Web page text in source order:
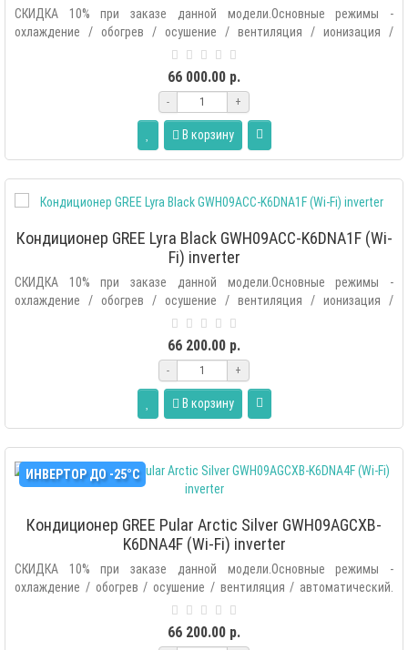
СКИДКА 10% при заказе данной модели.Основные режимы -
охлаждение / обогрев / осушение / вентиляция / ионизация /
66 000.00 р.
- +
В корзину
Кондиционер GREE Lyra Black GWH09ACC-K6DNA1F (Wi-
Fi) inverter
СКИДКА 10% при заказе данной модели.Основные режимы -
охлаждение / обогрев / осушение / вентиляция / ионизация /
66 200.00 р.
- +
В корзину
ИНВЕРТОР ДО -25°С
Кондиционер GREE Pular Arctic Silver GWH09AGCXB-
K6DNA4F (Wi-Fi) inverter
СКИДКА 10% при заказе данной модели.Основные режимы -
охлаждение / обогрев / осушение / вентиляция / автоматический.
66 200.00 р.